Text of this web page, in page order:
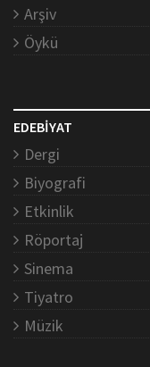
Arşiv
Öykü
EDEBİYAT
Dergi
Biyografi
Etkinlik
Röportaj
Sinema
Tiyatro
Müzik